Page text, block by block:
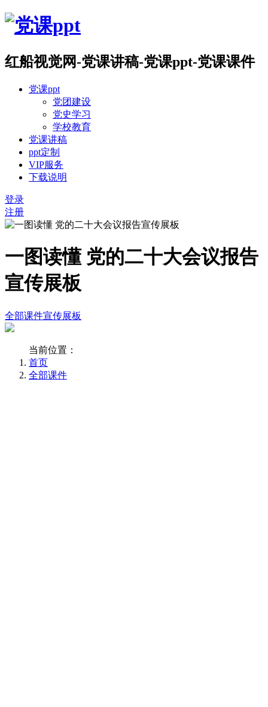
红船视觉网-党课讲稿-党课ppt-党课课件
党课ppt
党团建设
党史学习
学校教育
党课讲稿
ppt定制
VIP服务
下载说明
登录
注册
一图读懂 党的二十大会议报告
宣传展板
全部课件宣传展板
当前位置：
首页
全部课件